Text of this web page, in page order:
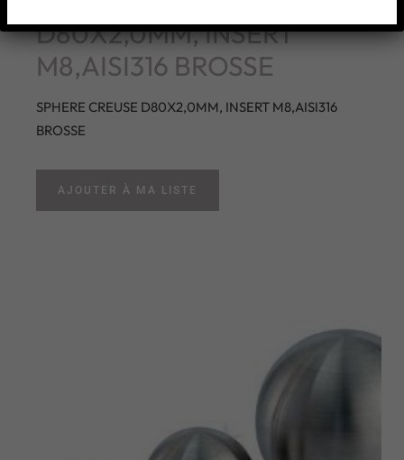
D80X2,0MM, INSERT
M8,AISI316 BROSSE
SPHERE CREUSE D80X2,0MM, INSERT M8,AISI316
BROSSE
AJOUTER À MA LISTE